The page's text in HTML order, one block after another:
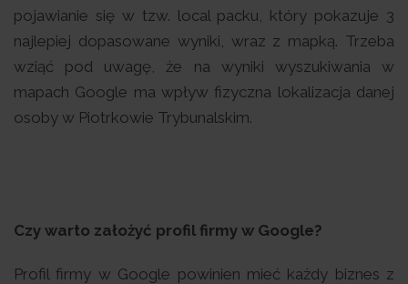
pojawianie się w tzw. local packu, który pokazuje 3
najlepiej dopasowane wyniki, wraz z mapką. Trzeba
wziąć pod uwagę, że na wyniki wyszukiwania w
mapach Google ma wpływ fizyczna lokalizacja danej
osoby w Piotrkowie Trybunalskim.
Czy warto założyć profil firmy w Google?
Profil firmy w Google powinien mieć każdy biznes z